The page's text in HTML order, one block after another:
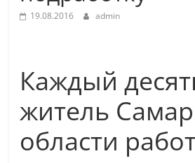
19.08.2016 admin
Каждый
житель
области